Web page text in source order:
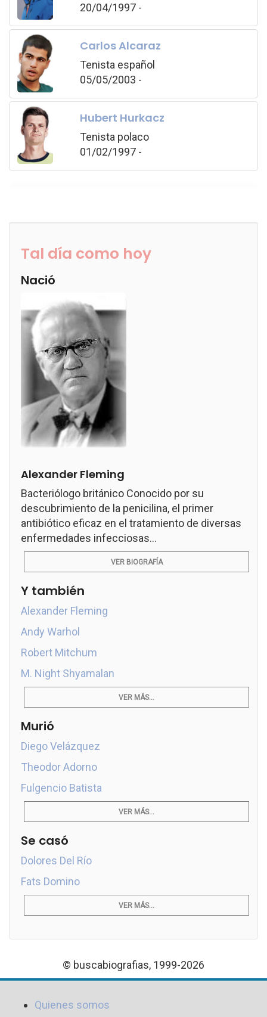
20/04/1997 -
Carlos Alcaraz
Tenista español
05/05/2003 -
Hubert Hurkacz
Tenista polaco
01/02/1997 -
Tal día como hoy
Nació
Alexander Fleming
Bacteriólogo británico Conocido por su
descubrimiento de la penicilina, el primer
antibiótico eficaz en el tratamiento de diversas
enfermedades infecciosas...
VER BIOGRAFÍA
Y también
Alexander Fleming
Andy Warhol
Robert Mitchum
M. Night Shyamalan
VER MÁS...
Murió
Diego Velázquez
Theodor Adorno
Fulgencio Batista
VER MÁS...
Se casó
Dolores Del Río
Fats Domino
VER MÁS...
© buscabiografias, 1999-2026
Quienes somos